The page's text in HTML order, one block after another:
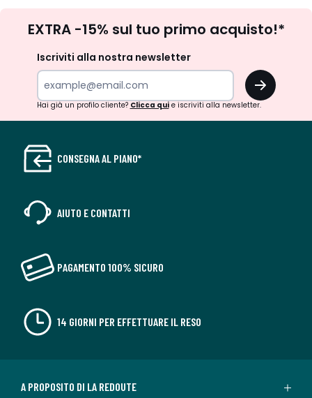
newsletter
EXTRA -15% sul tuo primo acquisto!*
Iscriviti alla nostra newsletter
OK
Hai già un profilo cliente?Clicca quie iscriviti alla newsletter.
CONSEGNA AL PIANO*
AIUTO E CONTATTI
PAGAMENTO 100% SICURO
14 GIORNI PER EFFETTUARE IL RESO
A PROPOSITO DI LA REDOUTE